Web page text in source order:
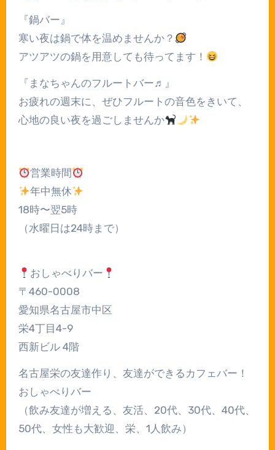
『鍋バー』
寒い夜は鍋で体を温めませんか？
アツアツの鍋を用意しても待ってます！
『まなちゃんのフルートバー♬︎』
お疲れの週末に、ぜひフルートの音色をきいて、
心地の良い夜を過ごしませんか
営業時間
年中無休
18時〜翌5時
（水曜日は24時まで）
おしゃべりバー
〒460-0008
愛知県名古屋市中区
栄4丁目4-9
西新ビル 4階
名古屋栄の友達作り、友達ができるカフェバー！
おしゃべりバー
（飲み友達が増える、友活、20代、30代、40代、
50代、女性も大歓迎、栄、1人飲み）